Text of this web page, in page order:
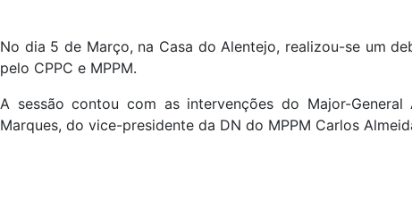
No dia 5 de Março, na Casa do Alentejo, realizou-se um
pelo CPPC e MPPM.
A sessão contou com as intervenções do Major-
Marques, do vice-presidente da DN do MPPM Carlos